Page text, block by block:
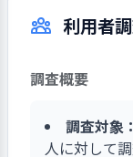
している。子
が同じ視点を
理解につなげ
りや制作物を
る。子どもた
が作ったうち
れあいを通
利用者
調査概要
調査対象：
人に対して